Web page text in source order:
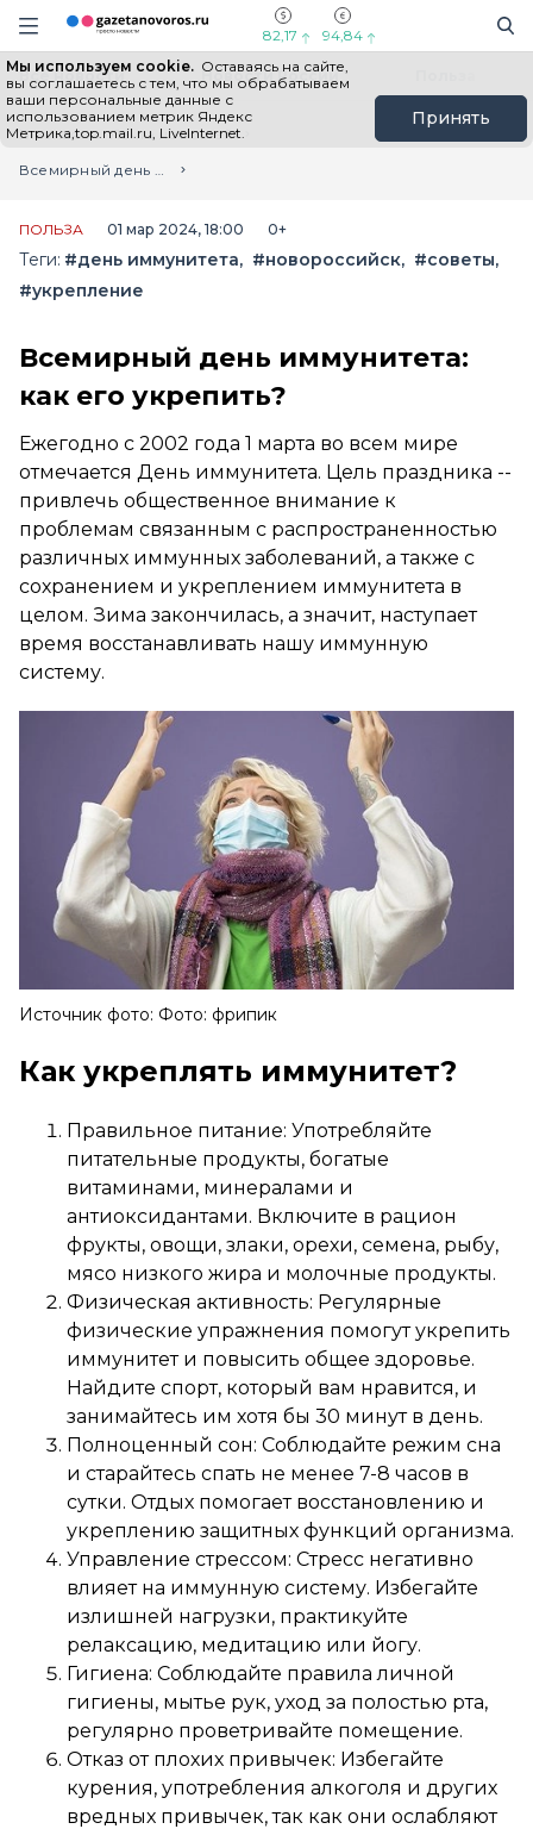
Информационный портал "ГазетаНоворос.ру"
Навигация сайта
82,17 94,84
Мы используем cookie. Оставаясь на сайте,
вы соглашаетесь с тем, что мы обрабатываем
ваши персональные данные с
использованием метрик Яндекс
Метрика,top.mail.ru, LiveInternet.
Принять
Все новости Новости России
Главная
Лента новостей
Всемирный день иммунитета: как его укрепить?
ПОЛЬЗА 01 мар 2024, 18:00 0+
Теги: #день иммунитета #новороссийск
#советы
#укрепление
Всемирный день иммунитета:
как его укрепить?
Ежегодно с 2002 года 1 марта во всем мире
отмечается День иммунитета. Цель праздника --
привлечь общественное внимание к
проблемам связанным с распространенностью
различных иммунных заболеваний, а также с
сохранением и укреплением иммунитета в
целом. Зима закончилась, а значит, наступает
время восстанавливать нашу иммунную
систему.
Источник фото: Фото: фрипик
Как укреплять иммунитет?
Правильное питание: Употребляйте
питательные продукты, богатые
витаминами, минералами и
антиоксидантами. Включите в рацион
фрукты, овощи, злаки, орехи, семена, рыбу,
мясо низкого жира и молочные продукты.
Физическая активность: Регулярные
физические упражнения помогут укрепить
иммунитет и повысить общее здоровье.
Найдите спорт, который вам нравится, и
занимайтесь им хотя бы 30 минут в день.
Полноценный сон: Соблюдайте режим сна
и старайтесь спать не менее 7-8 часов в
сутки. Отдых помогает восстановлению и
укреплению защитных функций организма.
Управление стрессом: Стресс негативно
влияет на иммунную систему. Избегайте
излишней нагрузки, практикуйте
релаксацию, медитацию или йогу.
Гигиена: Соблюдайте правила личной
гигиены, мытье рук, уход за полостью рта,
регулярно проветривайте помещение.
Отказ от плохих привычек: Избегайте
курения, употребления алкоголя и других
вредных привычек, так как они ослабляют